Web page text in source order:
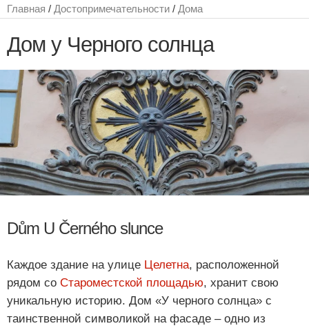
Главная / Достопримечательности / Дома
Дом у Черного солнца
Dům U Černého slunce
Каждое здание на улице Целетна, расположенной
рядом со Староместской площадью, хранит свою
уникальную историю. Дом «У черного солнца» с
таинственной символикой на фасаде – одно из